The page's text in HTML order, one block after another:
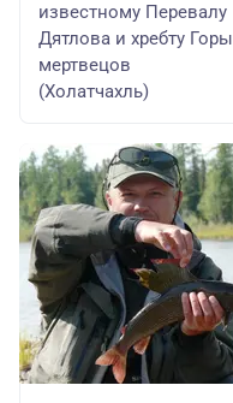
известному Перевалу
Дятлова и хребту Горы
мертвецов
(Холатчахль)